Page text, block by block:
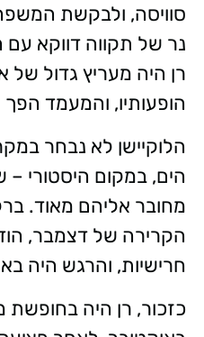
סוויסה, ולבקשת
נר של תקווה דווקא
רן היה מעריץ גדול של
הופעותיו, והמעמד
הלוקיישן לא נבחר
הים, במקום היסטורי –
מחובר אליהם מאוד.
הקרירה של דצמבר,
חרישיות, והרגש היה